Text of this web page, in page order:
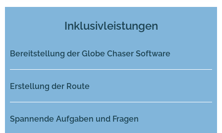
Inklusivleistungen
Bereitstellung der Globe Chaser Software
Erstellung der Route
Spannende Aufgaben und Fragen